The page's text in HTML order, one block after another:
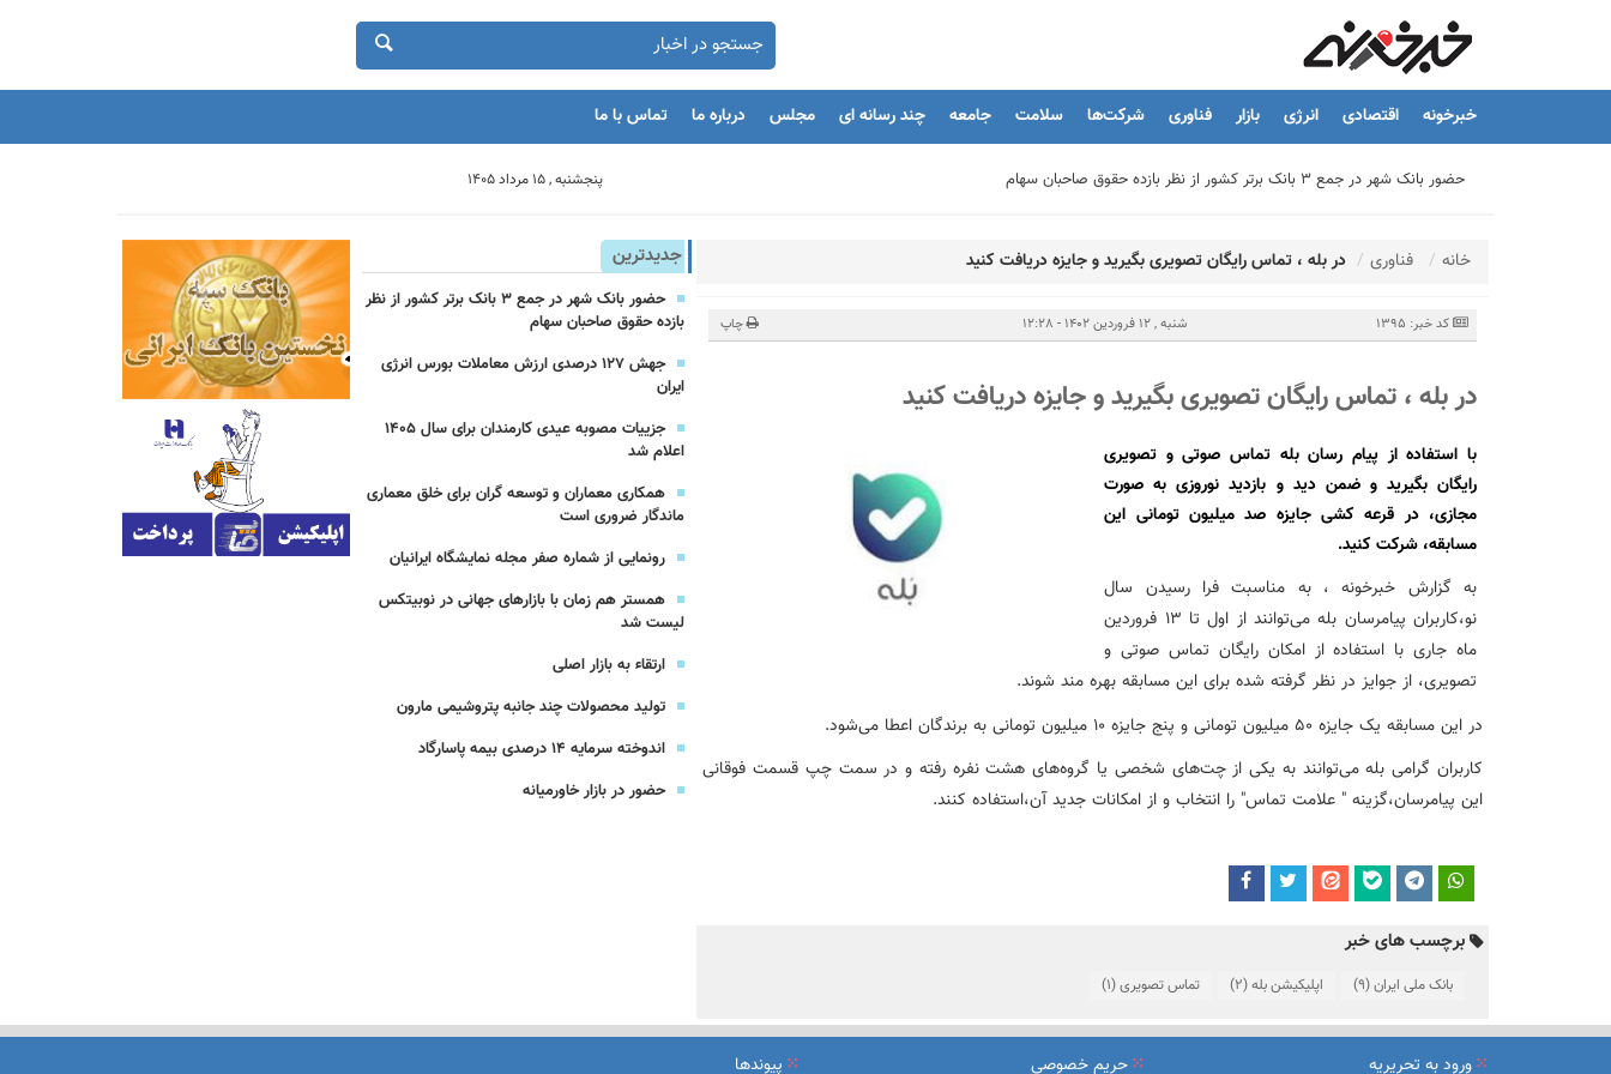
خبرخونه اقتصادی انرژی بازار فناوری شرکت‌ها سلامت جامعه چند رسانه ای مجلس درباره ما تماس با ما
حضور بانک شهر در جمع ۳ بانک برتر کشور از نظر بازده حقوق صاحبان سهام
تیما، محصول جدید بانك ملت؛ ابزاری برای كمك به مدیریت مالی بنگاه های اقتصادی
توسعه درمانگاه فوق تخصصی بیمارستان بهارلو با حمایت بانک سامان
هشدار نایب رئیس اتحادیه املاک: فروش متری مسکن می‌تواند سرمایه‌گذاران را با بحران مواجه کند
تسهیلات قرض‌الحسنه ازدواج و فرزندآوری به ۲۵۰ هزار میلیارد تومان رسید
نشست تشریح برنامه های عملیاتی شعب در سال جاری با حضور مدیرعامل و مدیران ارشد بانک
عقد تفاهم نامه عرضه محصول «مستمری مادام العمر ارس» بین شرکت بیمه باران و گروه صنعتی انتخاب
وزیر اقتصاد در جمع خبرنگاران در اسلامشهر: در اجرای قانون تسهیل مجوزهای كسب‌و‌كار بی‌اغماض عمل می‌كنیم
آغاز فرایند اجرایی طرح مولدسازی بعد از نوروز
پنجشنبه , 15 مرداد 1405
خانه فناوری در بله ، تماس رایگان تصویری بگیرید و جایزه دریافت کنید
کد خبر: 1395 شنبه , 12 فروردین 1402 - 12:28 چاپ
در بله ، تماس رایگان تصویری بگیرید و جایزه دریافت کنید
با استفاده از پیام رسان بله تماس صوتی و تصویری
رایگان بگیرید و ضمن دید و بازدید نوروزی به صورت
مجازی، در قرعه کشی جایزه صد میلیون تومانی این
مسابقه، شرکت کنید.
به گزارش خبرخونه ، به مناسبت فرا رسیدن سال
نو،کاربران پیامرسان بله می‌توانند از اول تا 13 فروردین
ماه جاری با استفاده از امکان رایگان تماس صوتی و
تصویری، از جوایز در نظر گرفته شده برای این مسابقه بهره مند شوند.
در این مسابقه یک جایزه 50 میلیون تومانی و پنج جایزه 10 میلیون تومانی به برندگان اعطا می‌شود.
کاربران گرامی بله می‌توانند به یکی از چت‌های شخصی یا گروه‌های هشت نفره رفته و در سمت چپ قسمت فوقانی
این پیامرسان،گزینه " علامت تماس" را انتخاب و از امکانات جدید آن،استفاده کنند.
برچسب های خبر
بانک ملی ایران(9) اپلیکیشن بله(2) تماس تصویری(1)
جدیدترین
حضور بانک شهر در جمع ۳ بانک برتر کشور از نظر
بازده حقوق صاحبان سهام
جهش ۱۲۷ درصدی ارزش معاملات بورس انرژی
ایران
جزییات مصوبه عیدی کارمندان برای سال 1405
اعلام شد
همکاری معماران و توسعه گران برای خلق معماری
ماندگار ضروری است
رونمایی از شماره صفر مجله نمایشگاه ایرانیان
همستر هم زمان با بازارهای جهانی در نوبیتکس
لیست شد
ارتقاء به بازار اصلی
تولید محصولات چند جانبه پتروشیمی مارون
اندوخته سرمایه 14 درصدی بیمه پاسارگاد
حضور در بازار خاورمیانه
ورود به تحریریه حریم خصوصی پیوندها